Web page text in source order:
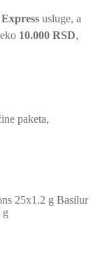
usluge, a
10.000 RSD,
paketa,
Basilur
g